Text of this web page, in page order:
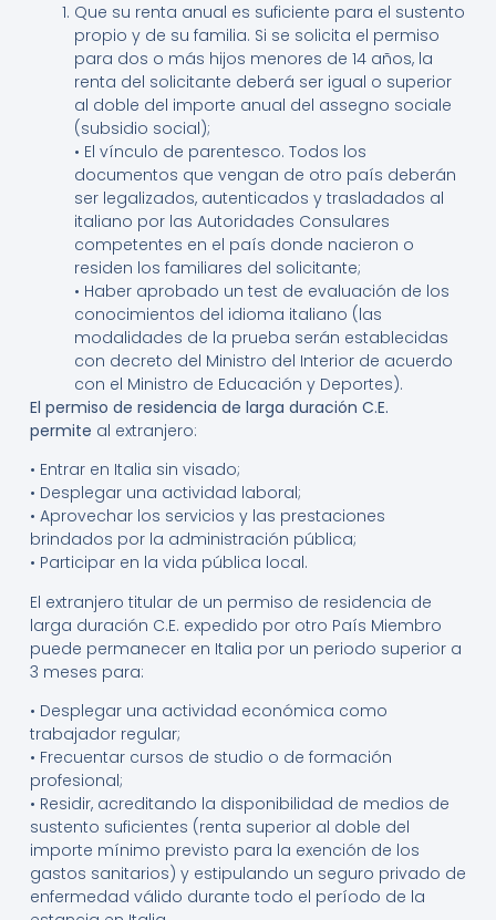
Que su renta anual es suficiente para el sustento
propio y de su familia. Si se solicita el permiso
para dos o más hijos menores de 14 años, la
renta del solicitante deberá ser igual o superior
al doble del importe anual del assegno sociale
(subsidio social);
• El vínculo de parentesco. Todos los
documentos que vengan de otro país deberán
ser legalizados, autenticados y trasladados al
italiano por las Autoridades Consulares
competentes en el país donde nacieron o
residen los familiares del solicitante;
• Haber aprobado un test de evaluación de los
conocimientos del idioma italiano (las
modalidades de la prueba serán establecidas
con decreto del Ministro del Interior de acuerdo
con el Ministro de Educación y Deportes).
El permiso de residencia de larga duración C.E.
permite al extranjero:
• Entrar en Italia sin visado;
• Desplegar una actividad laboral;
• Aprovechar los servicios y las prestaciones
brindados por la administración pública;
• Participar en la vida pública local.
El extranjero titular de un permiso de residencia de
larga duración C.E. expedido por otro País Miembro
puede permanecer en Italia por un periodo superior a
3 meses para:
• Desplegar una actividad económica como
trabajador regular;
• Frecuentar cursos de studio o de formación
profesional;
• Residir, acreditando la disponibilidad de medios de
sustento suficientes (renta superior al doble del
importe mínimo previsto para la exención de los
gastos sanitarios) y estipulando un seguro privado de
enfermedad válido durante todo el período de la